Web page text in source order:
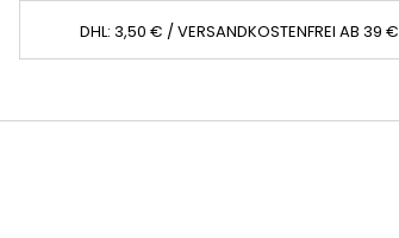
DHL: 3,50 € / VERSANDKOSTENFREI AB 39 €